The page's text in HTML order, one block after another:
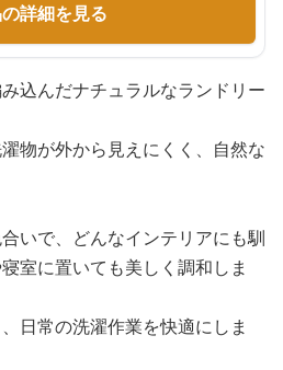
詳細を見る
込んだナチュラルなランドリー
物が外から見えにくく、自然な
いで、どんなインテリアにも馴
室に置いても美しく調和しま
日常の洗濯作業を快適にしま